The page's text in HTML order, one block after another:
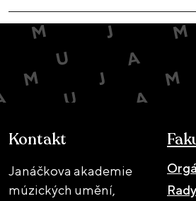
Kontakt
Janáčkova akademie
múzických umění,